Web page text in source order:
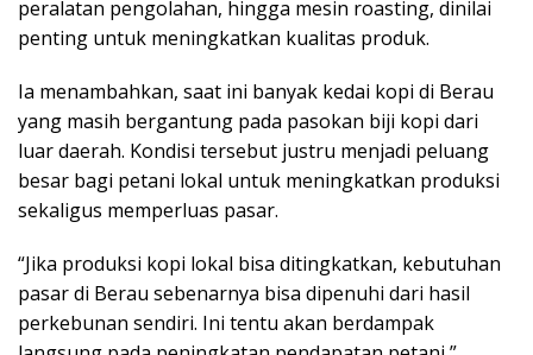
peralatan pengolahan, hingga mesin roasting, dinilai
penting untuk meningkatkan kualitas produk.
Ia menambahkan, saat ini banyak kedai kopi di Berau
yang masih bergantung pada pasokan biji kopi dari
luar daerah. Kondisi tersebut justru menjadi peluang
besar bagi petani lokal untuk meningkatkan produksi
sekaligus memperluas pasar.
“Jika produksi kopi lokal bisa ditingkatkan, kebutuhan
pasar di Berau sebenarnya bisa dipenuhi dari hasil
perkebunan sendiri. Ini tentu akan berdampak